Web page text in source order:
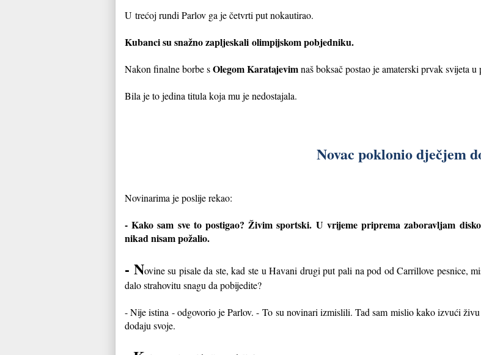
U trećoj rundi Parlov ga je četvrti put nokautirao.
Kubanci su snažno zapljeskali olimpijskom pobjedniku.
Nakon finalne borbe sOlegom Karatajevimnaš boksač postao je amaterski prvak svijeta
Bila je to jedina titula koja mu je nedostajala.
Novac poklonio dječjem
Novinarima je poslije rekao:
- Kako sam sve to postigao? Živim sportski. U vrijeme priprema zaboravljam
nikad nisam požalio.
- Novine su pisale da ste, kad ste u Havani drugi put pali na pod od Carrillove pesnice,
dalo strahovitu snagu da pobijedite?
- Nije istina - odgovorio je Parlov. -To su novinari izmislili. Tad sam mislio kako izvući
dodaju svoje.